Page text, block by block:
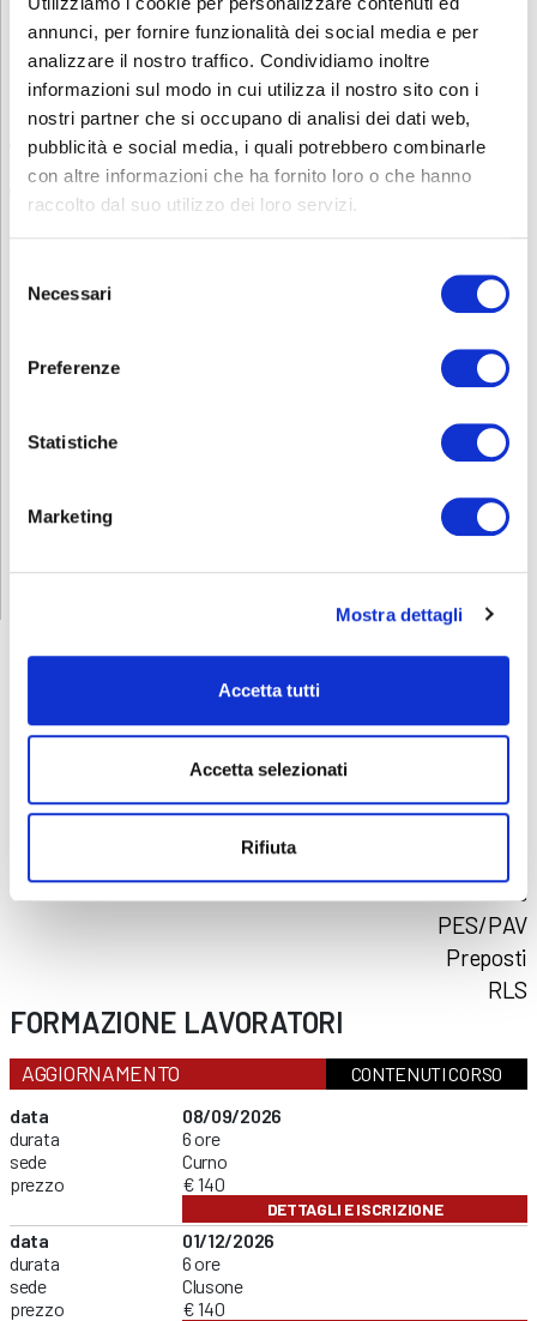
annunci, per fornire funzionalità dei social media e per
analizzare il nostro traffico. Condividiamo inoltre
informazioni sul modo in cui utilizza il nostro sito con i
nostri partner che si occupano di analisi dei dati web,
pubblicità e social media, i quali potrebbero combinarle
con altre informazioni che ha fornito loro o che hanno
raccolto dal suo utilizzo dei loro servizi.
delNecessari
Preferenze
Statistiche
Marketing
Mostra dettagli
Accetta tutti
Accetta selezionati
Rifiuta
Per i lavoratori stranieri, è necessarioverificare la
comprensione della lingua veicolare del corso, che di norma è
l’italiano.
Questa verifica può avvenire tramite:
una dichiarazione scritta da parte dell’azienda che attesti la
conoscenza della lingua da parte del lavoratore
un test di comprensione linguistica , somministrato prima
dell’inizio del corso
Per avere ulteriori informazioni non esitate a contattarci allo
0353693707 o mandate una mail a
corsi.sicurezza@abf.eu
CORSISICUREZZA
Addetti al primo soccorso
Addetti al servizio antincendio
Carrello elevatore
Formazione lavoratori
PES/PAV
Preposti
RLS
FORMAZIONE LAVORATORI
AGGIORNAMENTO
CONTENUTI CORSO
data
durata
sede
prezzo
08/09/2026
6 ore
Curno
€ 140
DETTAGLI E ISCRIZIONE
data
durata
sede
prezzo
01/12/2026
6 ore
Clusone
€ 140